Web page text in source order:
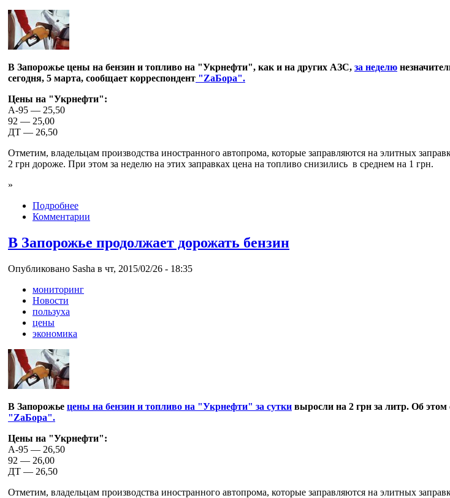
В Запорожье цены на бензин и топливо на "Укрнефти", как и на других АЗС, за неделю
сегодня, 5 марта, сообщает корреспондент "ZaБора".
Цены на "Укрнефти":
A-95 — 25,50
92 — 25,00
ДТ — 26,50
Отметим, владельцам производства иностранного автопрома, которые заправляются на элитных
2 грн дороже. При этом за неделю на этих заправках цена на топливо снизились в среднем на 1 грн.
»
Подробнее
Комментарии
В Запорожье продолжает дорожать бензин
Опубликовано Sasha в чт, 2015/02/26 - 18:35
мониторинг
Новости
пользуха
цены
экономика
В Запорожье цены на бензин и топливо на "Укрнефти" за сутки выросли на 2 грн за литр. Об этом
"ZaБора".
Цены на "Укрнефти":
A-95 — 26,50
92 — 26,00
ДТ — 26,50
Отметим, владельцам производства иностранного автопрома, которые заправляются на элитных